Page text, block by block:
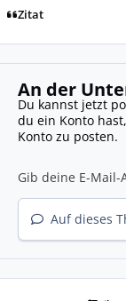
Zitat
An der
Du kannst jetzt
du ein Konto hast,
Konto zu posten.
Auf dieses